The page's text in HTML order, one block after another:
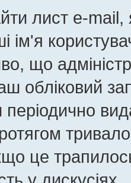
лист e-mail,
ім'я
що
обліковий
періодично
це